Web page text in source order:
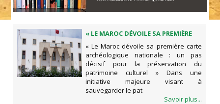
« LE MAROC DÉVOILE SA PREMIÈRE
CARTE ARCHÉOLOGIQUE NATIONALE
: UN PAS DÉCISIF POUR LA
PRÉSERVATION DU PATRIMOINE
CULTUREL »
« Le Maroc dévoile sa première carte
archéologique nationale : un pas
décisif pour la préservation du
patrimoine culturel » Dans une
initiative majeure visant à
sauvegarder le pat
Savoir plus...